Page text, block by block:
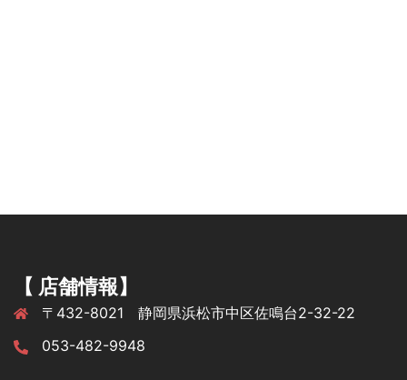
【 店舗情報】
〒432-8021 静岡県浜松市中区佐鳴台2-32-22
053-482-9948